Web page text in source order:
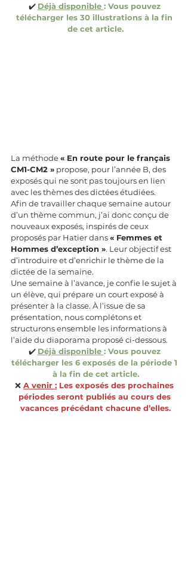
✔️ Déjà disponible : Vous pouvez
télécharger les 30 illustrations à la fin
de cet article.
La méthode « En route pour le français
CM1-CM2 » propose, pour l’année B, des
exposés qui ne sont pas toujours en lien
avec les thèmes des dictées étudiées.
Afin de travailler chaque semaine autour
d’un thème commun, j’ai donc conçu de
nouveaux exposés, inspirés de ceux
proposés par Hatier dans « Femmes et
Hommes d’exception ». Leur objectif est
d’introduire et d’enrichir le thème de la
dictée de la semaine.
Une semaine à l’avance, je confie le sujet à
un élève, qui prépare un court exposé à
présenter à la classe. À l’issue de sa
présentation, nous complétons et
structurons ensemble les informations à
l’aide du diaporama proposé ci-dessous.
✔️ Déjà disponible : Vous pouvez
télécharger les 6 exposés de la période 1
à la fin de cet article.
❌ A venir : Les exposés des prochaines
périodes seront publiés au cours des
vacances précédant chacune d’elles.